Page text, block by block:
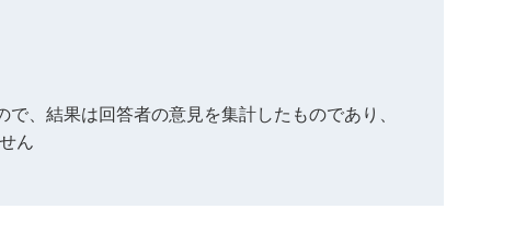
、結果は回答者の意見を集計したものであり、
ん